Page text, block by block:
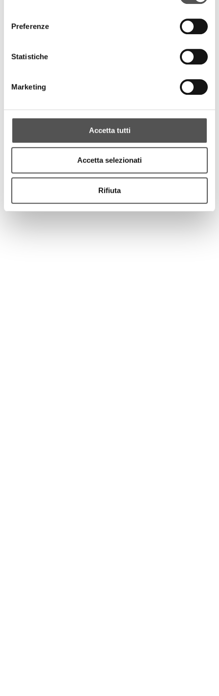
Preferenze
Statistiche
Marketing
Accetta tutti
Accetta selezionati
Rifiuta